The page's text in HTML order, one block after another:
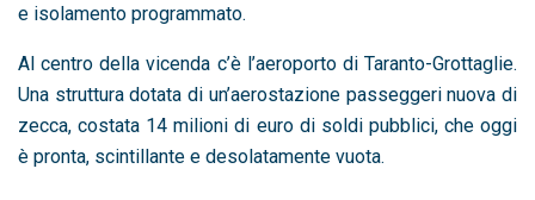
e isolamento programmato.
Al centro della vicenda c’è l’aeroporto di Taranto-Grottaglie.
Una struttura dotata di un’aerostazione passeggeri nuova di
zecca, costata 14 milioni di euro di soldi pubblici, che oggi
è pronta, scintillante e desolatamente vuota.